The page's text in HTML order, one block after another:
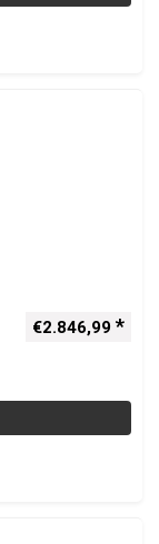
€2.846,99